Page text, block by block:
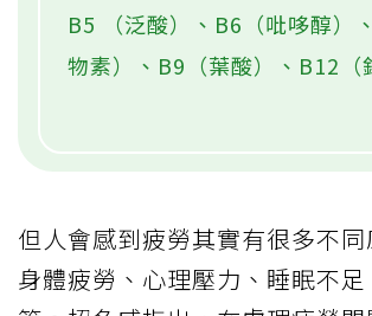
B5 （泛酸）、B6（吡哆醇）
物素）、B9（葉酸）、B12（
但人會感到疲勞其實有很多不
身體疲勞、心理壓力、睡眠不